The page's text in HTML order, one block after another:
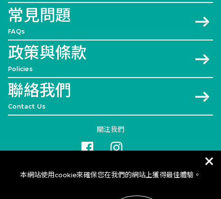
常見問題
FAQs
政策與條款
Policies
聯絡我們
Contact Us
關注我們
本網站使用cookie來確保您在我們的網站上獲得最佳體驗。